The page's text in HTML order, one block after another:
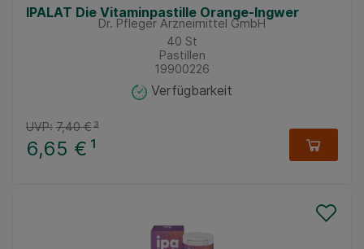
IPALAT Die Vitaminpastille Orange-Ingwer
Dr. Pfleger Arzneimittel GmbH
40 St
Pastillen
19900226
Verfügbarkeit
6,65 € ¹
UVP: 7,40 €³